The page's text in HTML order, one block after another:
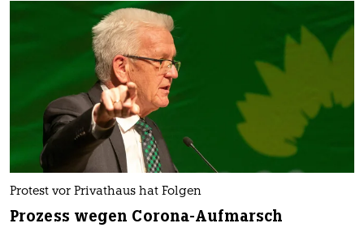
Protest vor Privathaus hat Folgen
Prozess wegen Corona-Aufmarsch